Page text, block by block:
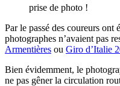
prise de photo !
Par le passé des coureurs ont
photographes n’avaient pas
Armentières ou Giro d’Italie
Bien évidemment, le
ne pas gêner la circulation